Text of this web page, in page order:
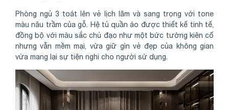
Phòng ngủ 3 toát lên vẻ lịch lãm và sang trọng với tone
màu nâu trầm của gỗ. Hệ tủ quần áo được thiết kế tinh tế,
đồng bộ với màu sắc chủ đạo như một bức tường kiên cố
nhưng vẫn mềm mại, vừa giữ gìn vẻ đẹp của không gian
vừa mang lại sự tiện nghi cho người sử dụng.